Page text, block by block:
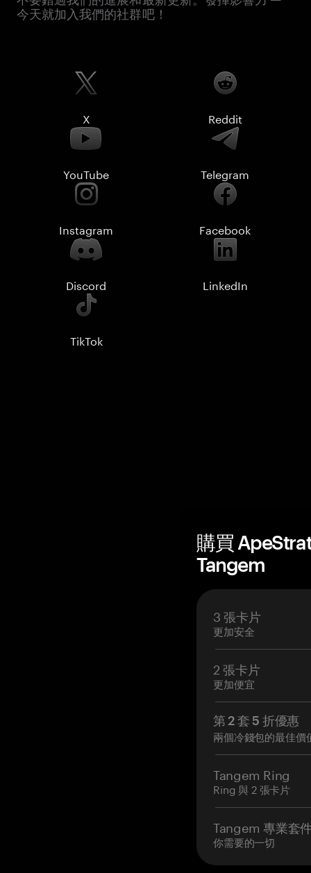
今天就加入我們的社群吧！
X Reddit
YouTube Telegram
Instagram Facebook
Discord LinkedIn
TikTok
購買
Tangem
3 張卡片
更加安全
2 張卡片
更加便宜
第 2 套 5 折優惠
兩個冷錢包的最佳價
Tangem Ring
Ring 與 2 張卡片
Tangem 專業套
你需要的一切